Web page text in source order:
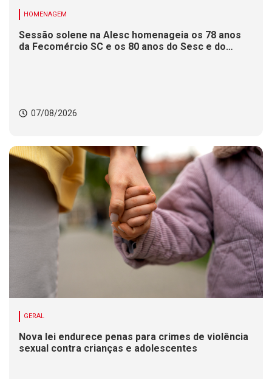
HOMENAGEM
Sessão solene na Alesc homenageia os 78 anos
da Fecomércio SC e os 80 anos do Sesc e do
07/08/2026
GERAL
Nova lei endurece penas para crimes de violência
sexual contra crianças e adolescentes